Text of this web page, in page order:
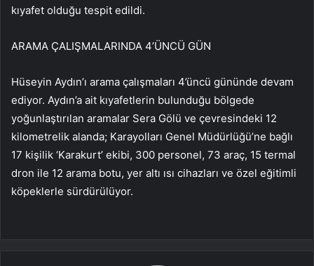
kıyafet olduğu tespit edildi.
ARAMA ÇALIŞMALARINDA 4’ÜNCÜ GÜN
Hüseyin Aydın’ı arama çalışmaları 4’üncü gününde devam
ediyor. Aydın’a ait kıyafetlerin bulunduğu bölgede
yoğunlaştırılan aramalar Sera Gölü ve çevresindeki 12
kilometrelik alanda; Karayolları Genel Müdürlüğü’ne bağlı
17 kişilik ‘Karakurt’ ekibi, 300 personel, 73 araç, 15 termal
dron ile 12 arama botu, yer altı ısı cihazları ve özel eğitimli
köpeklerle sürdürülüyor.